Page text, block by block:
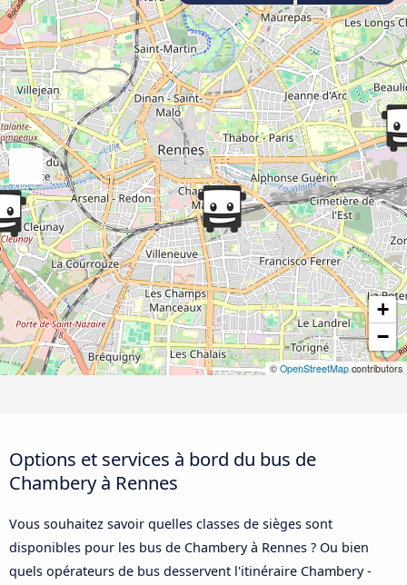
+
−
© OpenStreetMapcontributors
Options et services à bord du bus de
Chambery à Rennes
Vous souhaitez savoir quelles classes de sièges sont
disponibles pour les bus de Chambery à Rennes ? Ou bien
quels opérateurs de bus desservent l'itinéraire Chambery -